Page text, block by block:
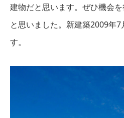
建物だと思います。ぜひ機会
と思いました。新建築2009年
す。